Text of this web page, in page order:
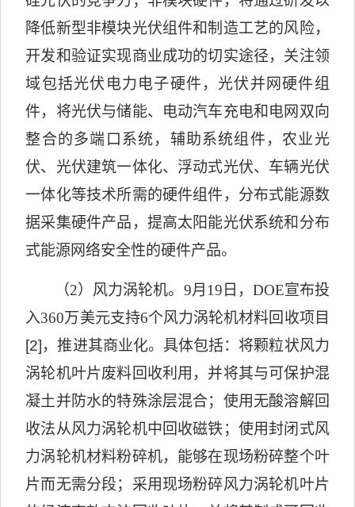
降低新型非模块光伏组件和制造工艺的风险，
开发和验证实现商业成功的切实途径，关注领
域包括光伏电力电子硬件，光伏并网硬件组
件，将光伏与储能、电动汽车充电和电网双向
整合的多端口系统，辅助系统组件，农业光
伏、光伏建筑一体化、浮动式光伏、车辆光伏
一体化等技术所需的硬件组件，分布式能源数
据采集硬件产品，提高太阳能光伏系统和分布
式能源网络安全性的硬件产品。
（2）风力涡轮机。 9月 19 日， DOE宣布投
入360万美元支持6个风力涡轮机材料回收项目
[2] ，推进其商业化。具体包括：将颗粒状风力
涡轮机叶片废料回收利用，并将其与可保护混
凝土并防水的特殊涂层混合；使用无酸溶解回
收法从风力涡轮机中回收磁铁；使用封闭式风
力涡轮机材料粉碎机，能够在现场粉碎整个叶
片而无需分段；采用现场粉碎风力涡轮机叶片